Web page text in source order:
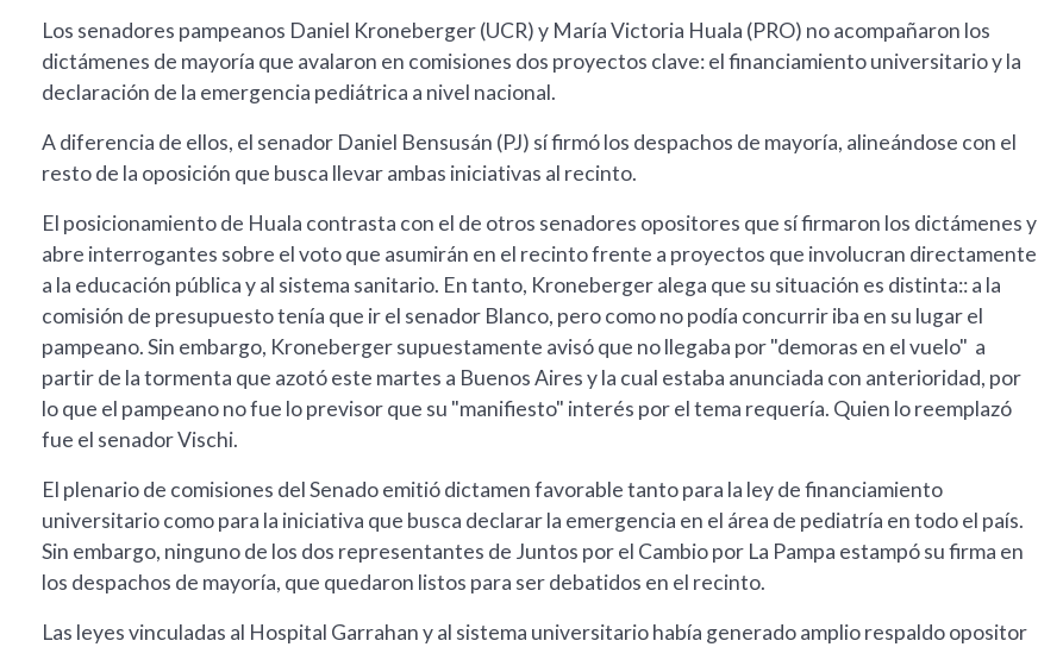
Los senadores pampeanos Daniel Kroneberger (UCR) y María Victoria Huala (PRO) no acompañaron los
dictámenes de mayoría que avalaron en comisiones dos proyectos clave: el financiamiento universitario y la
declaración de la emergencia pediátrica a nivel nacional.
A diferencia de ellos, el senador Daniel Bensusán (PJ) sí firmó los despachos de mayoría, alineándose con el
resto de la oposición que busca llevar ambas iniciativas al recinto.
El posicionamiento de Huala contrasta con el de otros senadores opositores que sí firmaron los dictámenes y
abre interrogantes sobre el voto que asumirán en el recinto frente a proyectos que involucran directamente
a la educación pública y al sistema sanitario. En tanto, Kroneberger alega que su situación es distinta:: a la
comisión de presupuesto tenía que ir el senador Blanco, pero como no podía concurrir iba en su lugar el
pampeano. Sin embargo, Kroneberger supuestamente avisó que no llegaba por "demoras en el vuelo" a
partir de la tormenta que azotó este martes a Buenos Aires y la cual estaba anunciada con anterioridad, por
lo que el pampeano no fue lo previsor que su "manifiesto" interés por el tema requería. Quien lo reemplazó
fue el senador Vischi.
El plenario de comisiones del Senado emitió dictamen favorable tanto para la ley de financiamiento
universitario como para la iniciativa que busca declarar la emergencia en el área de pediatría en todo el país.
Sin embargo, ninguno de los dos representantes de Juntos por el Cambio por La Pampa estampó su firma en
los despachos de mayoría, que quedaron listos para ser debatidos en el recinto.
Las leyes vinculadas al Hospital Garrahan y al sistema universitario había generado amplio respaldo opositor